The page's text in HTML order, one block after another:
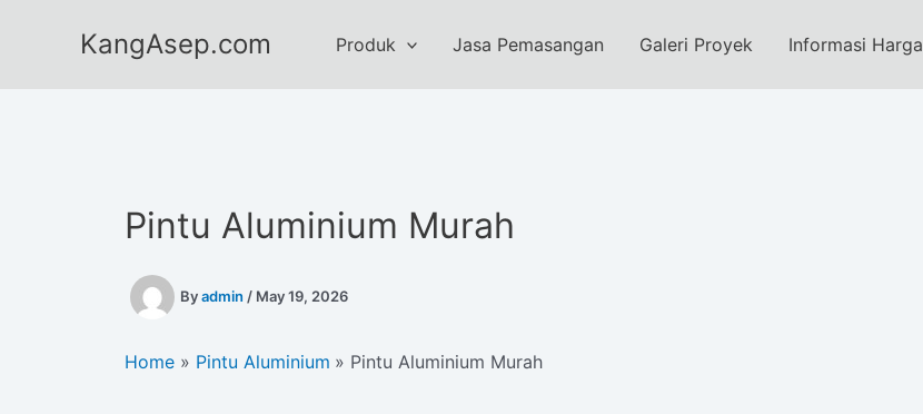
KangAsep.com Produk Jasa Pemasangan Galeri Proyek Informasi Harga
Pintu Aluminium Murah
Byadmin / May 19, 2026
Home Pintu Aluminium Pintu Aluminium Murah